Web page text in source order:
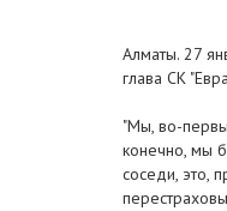
Алматы. 27
глава СК
"Мы, во-
конечно, мы
соседи, это,